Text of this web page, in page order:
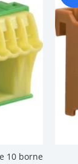
10 borne